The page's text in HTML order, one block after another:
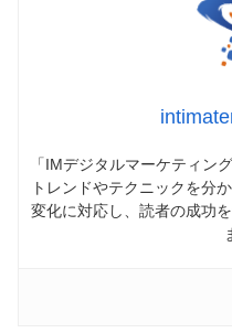
「IMデジタルマーケティン
トレンドやテクニックを分
変化に対応し、読者の成功